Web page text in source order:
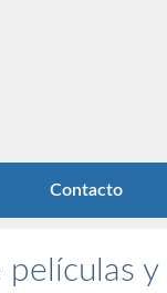
Contacto
películas y